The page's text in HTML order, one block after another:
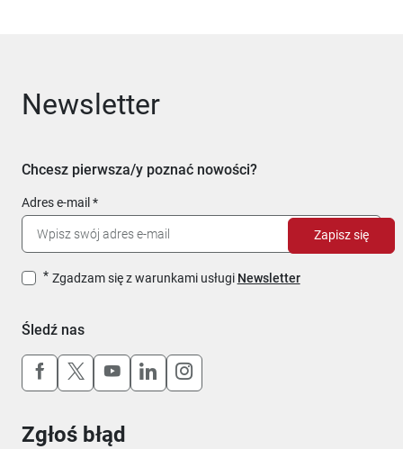
Newsletter
Chcesz pierwsza/y poznać nowości?
Adres e-mail
Zgadzam się z warunkami usługi Newsletter
Zapisz się
Śledź nas
Uwaga, link otworzy się w nowym oknie
Uwaga, link otworzy się w nowym oknie
Uwaga, link otworzy się w nowym
Uwaga, link otworzy się w
Uwaga, link otworzy się w
Zgłoś błąd